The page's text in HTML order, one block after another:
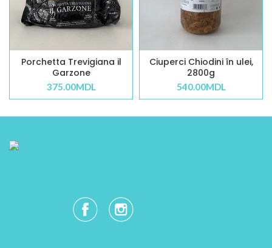
Porchetta Trevigiana il
Garzone
375.00MDL
Ciuperci Chiodini în ulei,
2800g
540.00MDL